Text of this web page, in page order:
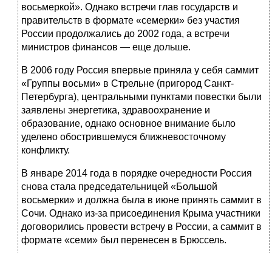
восьмеркой». Однако встречи глав государств и
правительств в формате «семерки» без участия
России продолжались до 2002 года, а встречи
министров финансов — еще дольше.
В 2006 году Россия впервые приняла у себя саммит
«Группы восьми» в Стрельне (пригород Санкт-
Петербурга), центральными пунктами повестки были
заявлены энергетика, здравоохранение и
образование, однако основное внимание было
уделено обострившемуся ближневосточному
конфликту.
В январе 2014 года в порядке очередности Россия
снова стала председательницей «Большой
восьмерки» и должна была в июне принять саммит в
Сочи. Однако из-за присоединения Крыма участники
договорились провести встречу в России, а саммит в
формате «семи» был перенесен в Брюссель.